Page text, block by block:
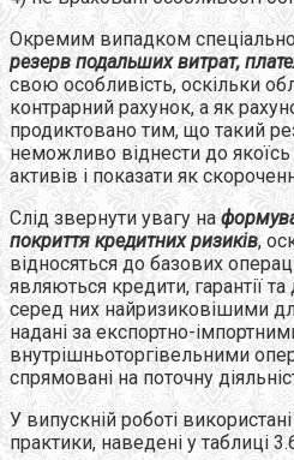
Окремим випадком
резерв подальших витрат,
свою особливість, оскільки
контрарний рахунок, а як
продиктовано тим, що такий
неможливо віднести до якоїсь
активів і показати як
Слід звернути увагу на
покриття кредитних ризиків,
відносяться до базових
являються кредити, гарантії
серед них найризиковішими
надані за експортно-
внутрішньоторгівельними
спрямовані на поточну
У випускній роботі
практики, наведені у таблиці